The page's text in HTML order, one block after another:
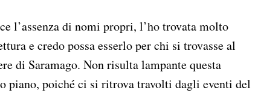
l’assenza di nomi propri, l’ho trovata molto
e credo possa esserlo per chi si trovasse al
di Saramago. Non risulta lampante questa
piano, poiché ci si ritrova travolti dagli eventi del